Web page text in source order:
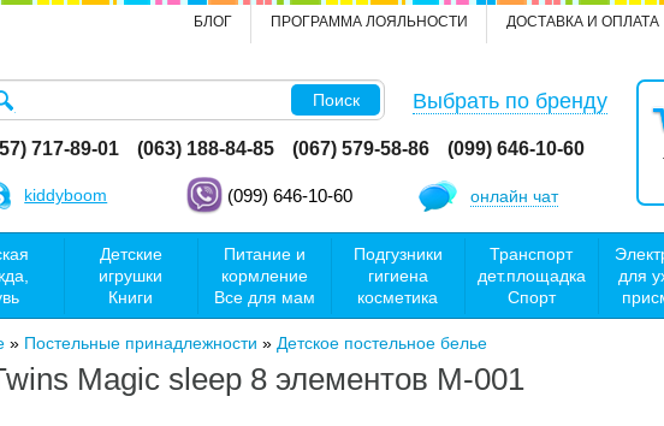
ДОСТАВКА И ОПЛАТА
ПРОГРАММА ЛОЯЛЬНОСТИ
БЛОГ
Поиск Выбрать по бренду
717-89-01 (063) 188-84-85 (067) 579-58-86 (099) 646-10-60
kiddyboom (099) 646-10-60 онлайн чат
Детские
игрушки
Книги
Питание и
кормление
Все для мам
Подгузники
гигиена
косметика
Транспорт
дет.площадка
Спорт
для
» Постельные принадлежности » Детское постельное белье
Magic sleep 8 элементов M-001